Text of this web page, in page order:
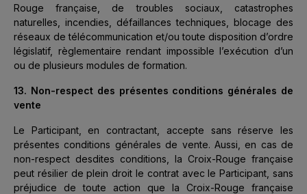
Rouge française, de troubles sociaux, catastrophes
naturelles, incendies, défaillances techniques, blocage des
réseaux de télécommunication et/ou toute disposition d’ordre
législatif, règlementaire rendant impossible l’exécution d’un
ou de plusieurs modules de formation.
13. Non-respect des présentes conditions générales de
vente
Le Participant, en contractant, accepte sans réserve les
présentes conditions générales de vente. Aussi, en cas de
non-respect desdites conditions, la Croix-Rouge française
peut résilier de plein droit le contrat avec le Participant, sans
préjudice de toute action que la Croix-Rouge française